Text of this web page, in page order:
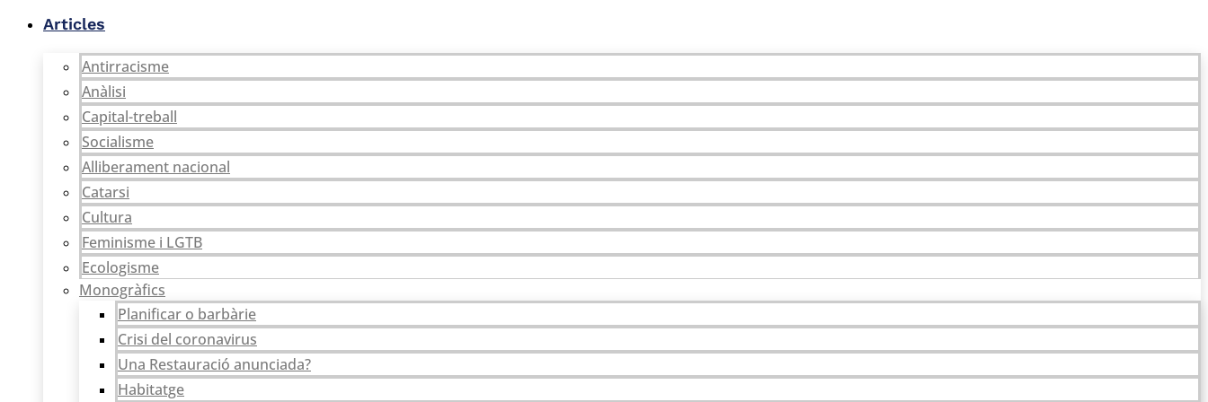
Articles
Antirracisme
Anàlisi
Capital-treball
Socialisme
Alliberament nacional
Catarsi
Cultura
Feminisme i LGTB
Ecologisme
Monogràfics
Planificar o barbàrie
Crisi del coronavirus
Una Restauració anunciada?
Habitatge